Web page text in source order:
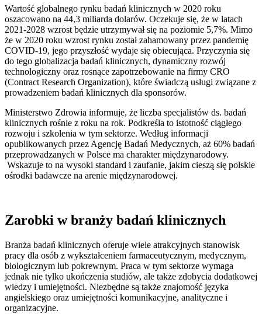
Wartość globalnego rynku badań klinicznych w 2020 roku
oszacowano na 44,3 miliarda dolarów. Oczekuje się, że w latach
2021-2028 wzrost będzie utrzymywał się na poziomie 5,7%. Mimo
że w 2020 roku wzrost rynku został zahamowany przez pandemię
COVID-19, jego przyszłość wydaje się obiecująca. Przyczynia się
do tego globalizacja badań klinicznych, dynamiczny rozwój
technologiczny oraz rosnące zapotrzebowanie na firmy CRO
(Contract Research Organization), które świadczą usługi związane z
prowadzeniem badań klinicznych dla sponsorów.
Ministerstwo Zdrowia informuje, że liczba specjalistów ds. badań
klinicznych rośnie z roku na rok. Podkreśla to istotność ciągłego
rozwoju i szkolenia w tym sektorze. Według informacji
opublikowanych przez Agencję Badań Medycznych, aż 60% badań
przeprowadzanych w Polsce ma charakter międzynarodowy.
Wskazuje to na wysoki standard i zaufanie, jakim cieszą się polskie
ośrodki badawcze na arenie międzynarodowej.
Zarobki w branży badań klinicznych
Branża badań klinicznych oferuje wiele atrakcyjnych stanowisk
pracy dla osób z wykształceniem farmaceutycznym, medycznym,
biologicznym lub pokrewnym. Praca w tym sektorze wymaga
jednak nie tylko ukończenia studiów, ale także zdobycia dodatkowej
wiedzy i umiejętności. Niezbędne są także znajomość języka
angielskiego oraz umiejętności komunikacyjne, analityczne i
organizacyjne.